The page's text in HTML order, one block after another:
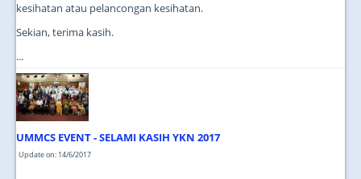
kesihatan atau pelancongan kesihatan.
Sekian, terima kasih.
...
UMMCS EVENT - SELAMI KASIH YKN 2017
Update on: 14/6/2017